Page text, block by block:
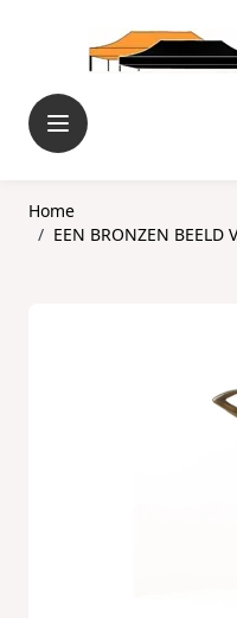
Home
/ EEN BRONZEN BEELD